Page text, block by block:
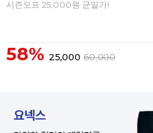
시즌오프 25,000원 균일가!
58% 25,000 60,000